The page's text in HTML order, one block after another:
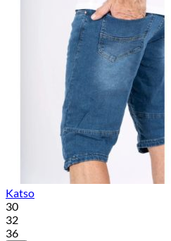
Katso
30
32
36